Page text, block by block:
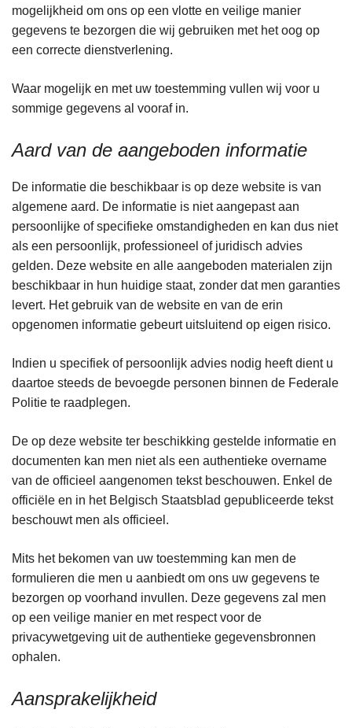
mogelijkheid om ons op een vlotte en veilige manier
gegevens te bezorgen die wij gebruiken met het oog op
een correcte dienstverlening.
Waar mogelijk en met uw toestemming vullen wij voor u
sommige gegevens al vooraf in.
Aard van de aangeboden informatie
De informatie die beschikbaar is op deze website is van
algemene aard. De informatie is niet aangepast aan
persoonlijke of specifieke omstandigheden en kan dus niet
als een persoonlijk, professioneel of juridisch advies
gelden. Deze website en alle aangeboden materialen zijn
beschikbaar in hun huidige staat, zonder dat men garanties
levert. Het gebruik van de website en van de erin
opgenomen informatie gebeurt uitsluitend op eigen risico.
Indien u specifiek of persoonlijk advies nodig heeft dient u
daartoe steeds de bevoegde personen binnen de Federale
Politie te raadplegen.
De op deze website ter beschikking gestelde informatie en
documenten kan men niet als een authentieke overname
van de officieel aangenomen tekst beschouwen. Enkel de
officiële en in het Belgisch Staatsblad gepubliceerde tekst
beschouwt men als officieel.
Mits het bekomen van uw toestemming kan men de
formulieren die men u aanbiedt om ons uw gegevens te
bezorgen op voorhand invullen. Deze gegevens zal men
op een veilige manier en met respect voor de
privacywetgeving uit de authentieke gegevensbronnen
ophalen.
Aansprakelijkheid